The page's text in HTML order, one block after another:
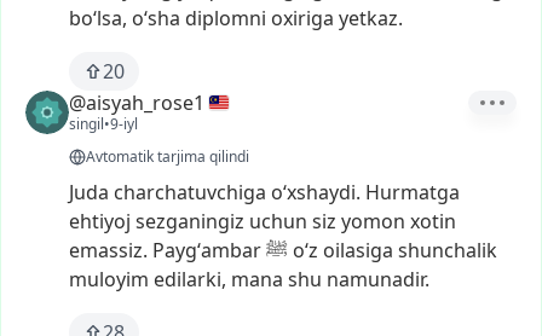
bo‘lsa, o‘sha diplomni oxiriga yetkaz.
20
@aisyah_rose1
singil•9-iyl
Avtomatik tarjima qilindi
Juda charchatuvchiga oʻxshaydi. Hurmatga
ehtiyoj sezganingiz uchun siz yomon xotin
emassiz. Paygʻambarﷺ oʻz oilasiga shunchalik
muloyim edilarki, mana shu namunadir.